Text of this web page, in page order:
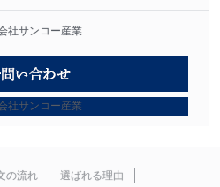
の流れ
選ばれる理由